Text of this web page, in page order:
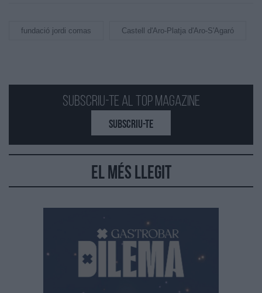
Subscriu-te al Top Magazine
SUBSCRIU-TE
El més llegit
fundació jordi comas Castell d'Aro-Platja d'Aro-S'Agaró